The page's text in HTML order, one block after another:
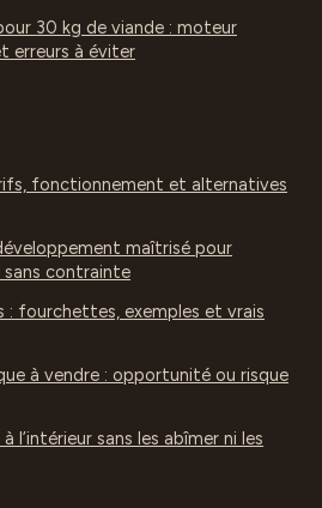
30 kg de viande : moteur
erreurs à éviter
fonctionnement et alternatives
maîtrisé pour
contrainte
: fourchettes, exemples et vrais
à vendre : opportunité ou risque
l’intérieur sans les abîmer ni les